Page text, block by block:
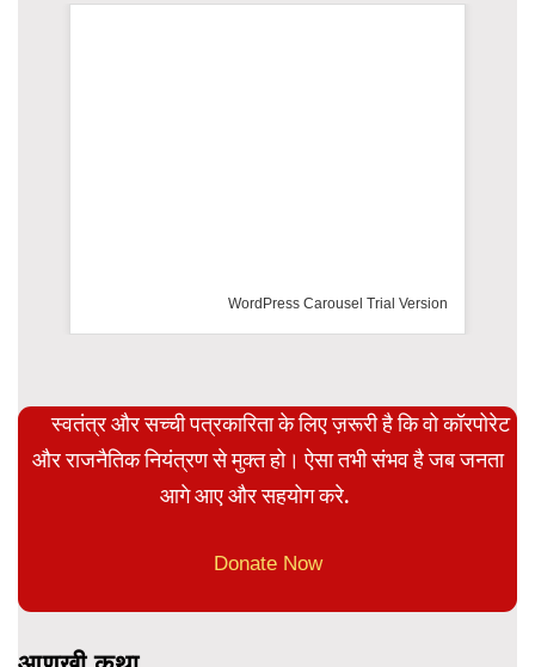
WordPress Carousel Trial Version
स्वतंत्र और सच्ची पत्रकारिता के लिए ज़रूरी है कि वो कॉरपोरेट
और राजनैतिक नियंत्रण से मुक्त हो। ऐसा तभी संभव है जब जनता
आगे आए और सहयोग करे.
Donate Now